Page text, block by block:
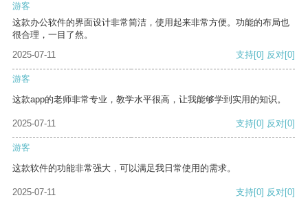
游客
这款办公软件的界面设计非常简洁，使用起来非常方便。功能的布局也
很合理，一目了然。
2025-07-11
支持[0] 反对[0]
游客
这款app的老师非常专业，教学水平很高，让我能够学到实用的知识。
2025-07-11 支持[0] 反对[0]
游客
这款软件的功能非常强大，可以满足我日常使用的需求。
2025-07-11 支持[0] 反对[0]